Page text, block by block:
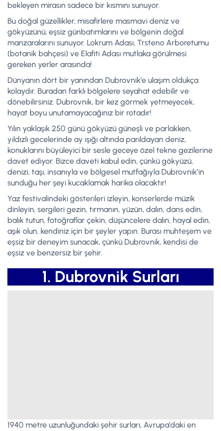
bekleyen mirasın sadece bir kısmını sunuyor.
Bu doğal güzellikler, misafirlere masmavi deniz ve
gökyüzünü, eşsiz günbatımlarını ve bölgenin doğal
manzaralarını sunuyor. Lokrum Adası, Trsteno Arboretumu
(botanik bahçesi) ve Elafiti Adası mutlaka görülmesi
gereken yerler arasında!
Dünyanın dört bir yanından Dubrovnik’e ulaşım oldukça
kolaydır. Buradan farklı bölgelere seyahat edebilir ve
dönebilirsiniz. Dubrovnik, bir kez görmek yetmeyecek,
hayat boyu unutamayacağınız bir rotadır!
Yılın yaklaşık 250 günü gökyüzü güneşli ve parlakken,
yıldızlı gecelerinde ay ışığı altında parıldayan deniz,
konuklarını büyüleyici bir sesle geceye özel tekne gezilerine
davet ediyor. Bizce daveti kabul edin, çünkü gökyüzü,
denizi, taşı, insanıyla ve bölgesel mutfağıyla Dubrovnik’in
sunduğu her şeyi kucaklamak harika olacaktır!
Yaz festivalindeki gösterileri izleyin, konserlerde müzik
dinleyin, sergileri gezin, tırmanın, yüzün, dalın, dans edin,
balık tutun, fotoğraflar çekin, düşüncelere dalın, hayal edin,
aşık olun, kendiniz için bir şeyler yapın. Burası muhteşem ve
eşsiz bir deneyim sunacak, çünkü Dubrovnik, kendisi de
eşsiz ve benzersiz bir şehir.
1. Dubrovnik Surları
1940 metre uzunluğundaki şehir surları, Avrupa’daki en